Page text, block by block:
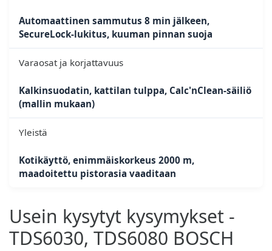
Automaattinen sammutus 8 min jälkeen,
SecureLock-lukitus, kuuman pinnan suoja
Varaosat ja korjattavuus
Kalkinsuodatin, kattilan tulppa, Calc'nClean-säiliö
(mallin mukaan)
Yleistä
Kotikäyttö, enimmäiskorkeus 2000 m,
maadoitettu pistorasia vaaditaan
Usein kysytyt kysymykset -
TDS6030, TDS6080 BOSCH